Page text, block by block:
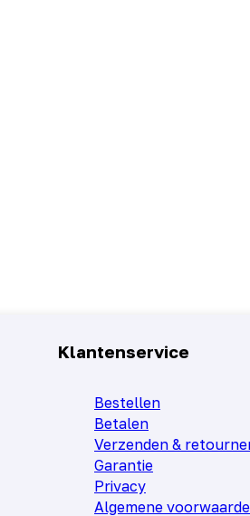
Klantenservice
Bestellen
Betalen
Verzenden &
Garantie
Privacy
Algemene